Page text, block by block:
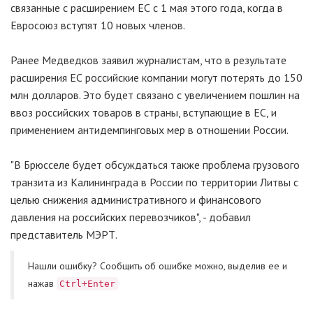
связанные с расширением ЕС с 1 мая этого года, когда в
Евросоюз вступят 10 новых членов.
Ранее Медведков заявил журналистам, что в результате
расширения ЕС российские компании могут потерять до 150
млн долларов. Это будет связано с увеличением пошлин на
ввоз российских товаров в страны, вступающие в ЕС, и
применением антидемпинговых мер в отношении России.
"В Брюсселе будет обсуждаться также проблема грузового
транзита из Калининграда в России по территории Литвы с
целью снижения административного и финансового
давления на российских перевозчиков", - добавил
представитель МЭРТ.
Нашли ошибку? Cообщить об ошибке можно, выделив ее и
нажав
Ctrl+Enter